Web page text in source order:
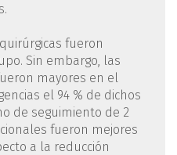
fueron
Sin embargo, las
mayores en el
el 94 % de dichos
de seguimiento de 2
fueron mejores
a la reducción